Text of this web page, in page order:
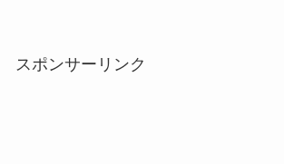
スポンサーリンク